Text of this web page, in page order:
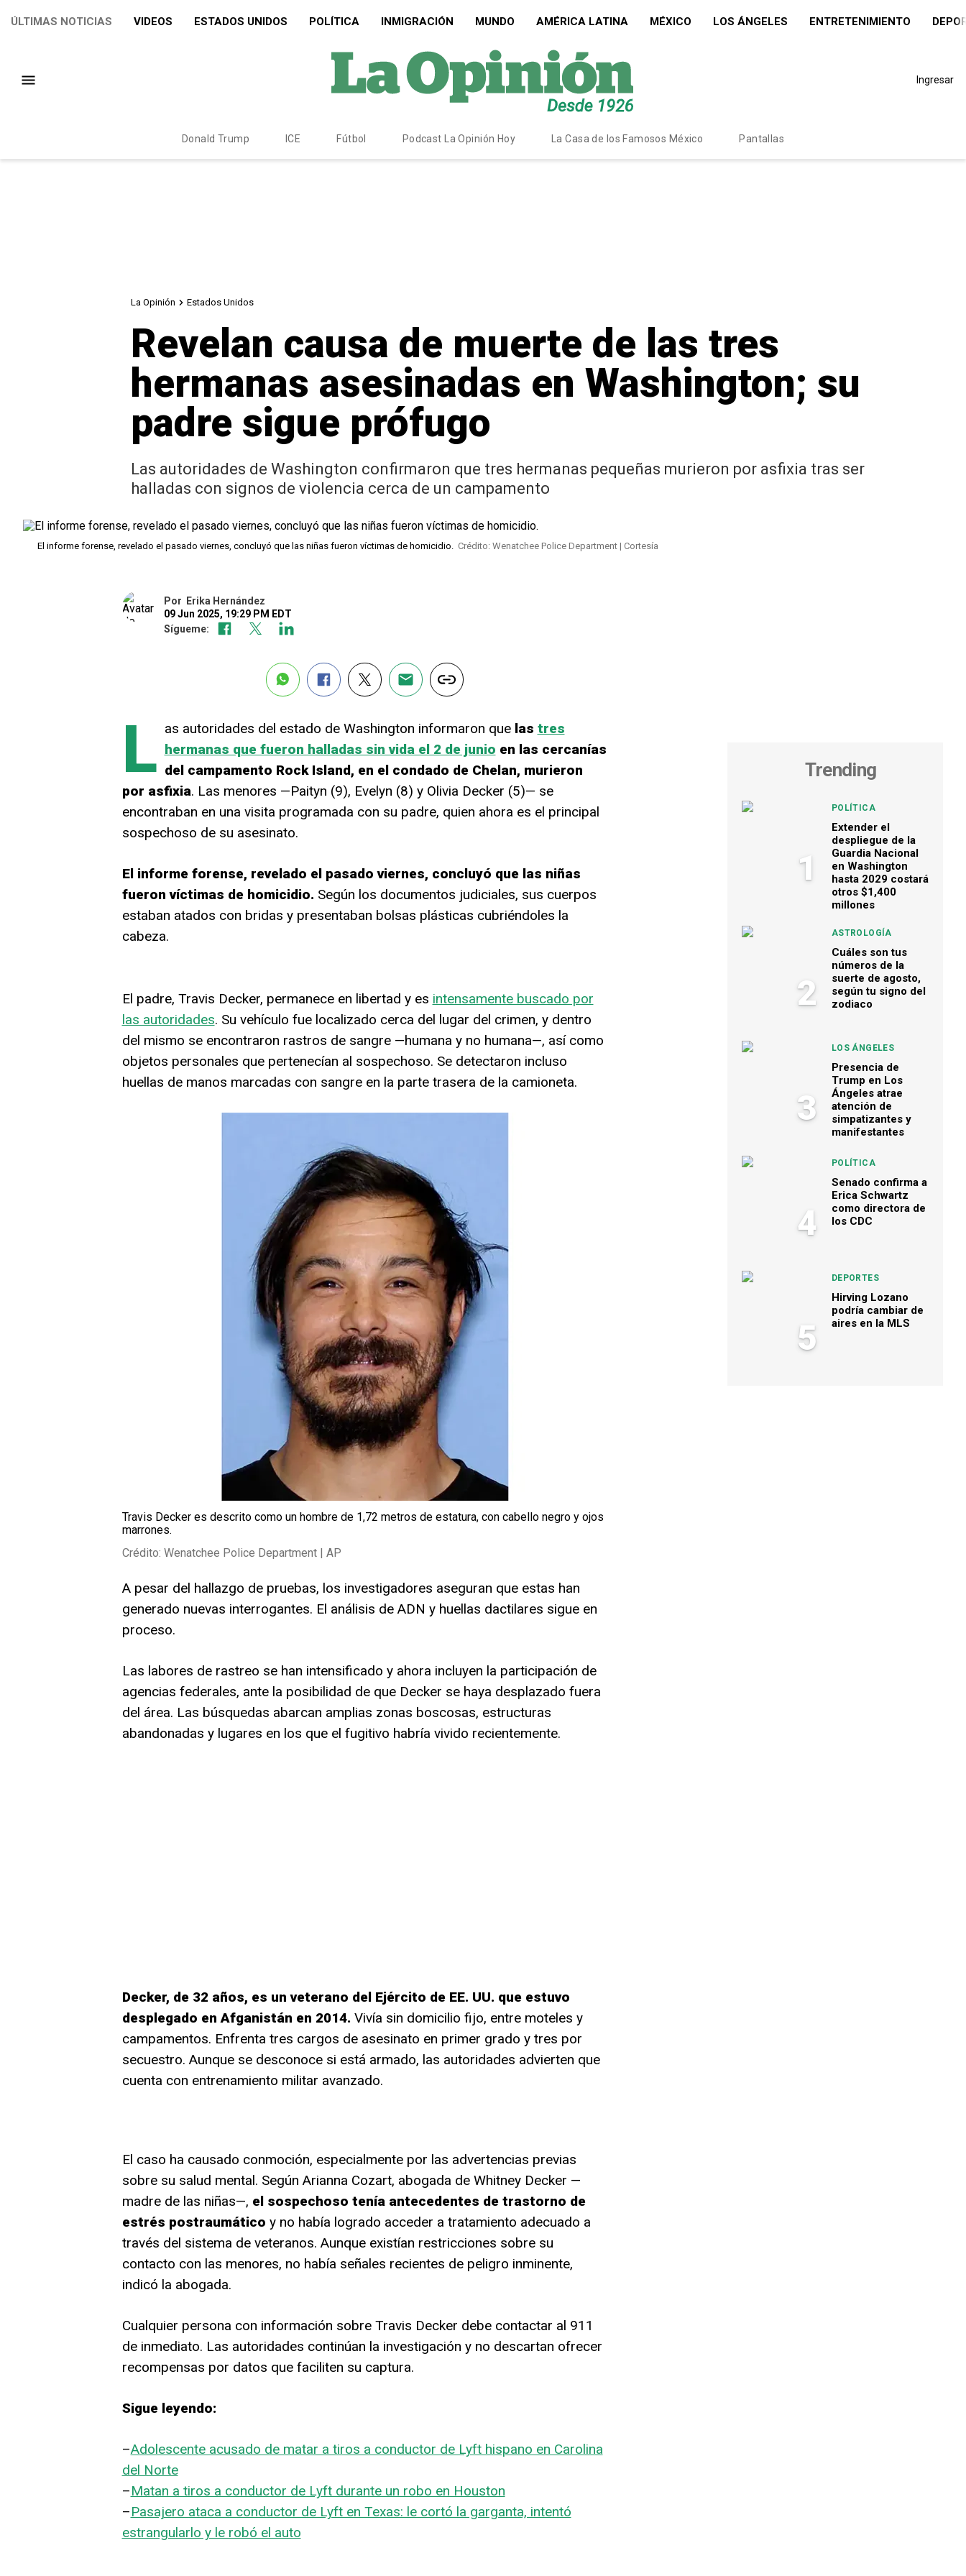
ÚLTIMAS NOTICIAS VIDEOS ESTADOS UNIDOS POLÍTICA INMIGRACIÓN MUNDO AMÉRICA LATINA MÉXICO LOS ÁNGELES ENTRETENIMIENTO
Ingresar
Donald Trump ICE Fútbol Podcast La Opinión Hoy La Casa de los Famosos México Pantallas
La Opinión Estados Unidos
Revelan causa de muerte de las tres
hermanas asesinadas en Washington; su
padre sigue prófugo
Las autoridades de Washington confirmaron que tres hermanas pequeñas murieron por asfixia tras ser
halladas con signos de violencia cerca de un campamento
El informe forense, revelado el pasado viernes, concluyó que las niñas fueron víctimas de homicidio. Crédito: Wenatchee Police Department | Cortesía
Por
Erika Hernández
09 Jun 2025, 19:29 PM EDT
Sígueme:
L as autoridades del estado de Washington informaron que las tres
hermanas que fueron halladas sin vida el 2 de junio en las cercanías
del campamento Rock Island, en el condado de Chelan, murieron
por asfixia. Las menores —Paityn (9), Evelyn (8) y Olivia Decker (5)— se
encontraban en una visita programada con su padre, quien ahora es el principal
sospechoso de su asesinato.
El informe forense, revelado el pasado viernes, concluyó que las niñas
fueron víctimas de homicidio. Según los documentos judiciales, sus cuerpos
estaban atados con bridas y presentaban bolsas plásticas cubriéndoles la
cabeza.
El padre, Travis Decker, permanece en libertad y es intensamente buscado por
las autoridades. Su vehículo fue localizado cerca del lugar del crimen, y dentro
del mismo se encontraron rastros de sangre —humana y no humana—, así como
objetos personales que pertenecían al sospechoso. Se detectaron incluso
huellas de manos marcadas con sangre en la parte trasera de la camioneta.
Travis Decker es descrito como un hombre de 1,72 metros de estatura, con cabello negro y ojos
marrones.
Crédito: Wenatchee Police Department | AP
A pesar del hallazgo de pruebas, los investigadores aseguran que estas han
generado nuevas interrogantes. El análisis de ADN y huellas dactilares sigue en
proceso.
Las labores de rastreo se han intensificado y ahora incluyen la participación de
agencias federales, ante la posibilidad de que Decker se haya desplazado fuera
del área. Las búsquedas abarcan amplias zonas boscosas, estructuras
abandonadas y lugares en los que el fugitivo habría vivido recientemente.
Decker, de 32 años, es un veterano del Ejército de EE. UU. que estuvo
desplegado en Afganistán en 2014. Vivía sin domicilio fijo, entre moteles y
campamentos. Enfrenta tres cargos de asesinato en primer grado y tres por
secuestro. Aunque se desconoce si está armado, las autoridades advierten que
cuenta con entrenamiento militar avanzado.
El caso ha causado conmoción, especialmente por las advertencias previas
sobre su salud mental. Según Arianna Cozart, abogada de Whitney Decker —
madre de las niñas—, el sospechoso tenía antecedentes de trastorno de
estrés postraumático y no había logrado acceder a tratamiento adecuado a
través del sistema de veteranos. Aunque existían restricciones sobre su
contacto con las menores, no había señales recientes de peligro inminente,
indicó la abogada.
Cualquier persona con información sobre Travis Decker debe contactar al 911
de inmediato. Las autoridades continúan la investigación y no descartan ofrecer
recompensas por datos que faciliten su captura.
Sigue leyendo:
–Adolescente acusado de matar a tiros a conductor de Lyft hispano en Carolina
del Norte
–Matan a tiros a conductor de Lyft durante un robo en Houston
–Pasajero ataca a conductor de Lyft en Texas: le cortó la garganta, intentó
estrangularlo y le robó el auto
Trending
1
POLÍTICA
Extender el
despliegue de la
Guardia Nacional
en Washington
hasta 2029 costará
otros $1,400
millones
2
ASTROLOGÍA
Cuáles son tus
números de la
suerte de agosto,
según tu signo del
zodiaco
3
LOS ÁNGELES
Presencia de
Trump en Los
Ángeles atrae
atención de
simpatizantes y
manifestantes
4
POLÍTICA
Senado confirma a
Erica Schwartz
como directora de
los CDC
5
DEPORTES
Hirving Lozano
podría cambiar de
aires en la MLS